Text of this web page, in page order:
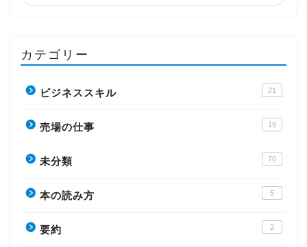
カテゴリー
ビジネススキル 21
売場の仕事 19
未分類 70
本の読み方 5
要約 2